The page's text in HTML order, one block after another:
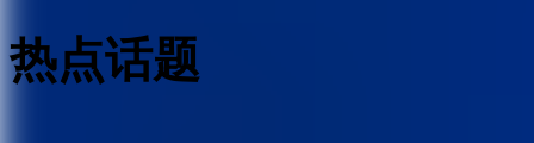
热点话题